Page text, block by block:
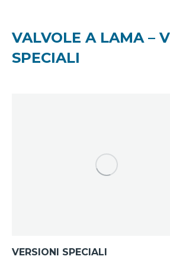
VALVOLE A LAMA –
SPECIALI
VERSIONI SPECIALI